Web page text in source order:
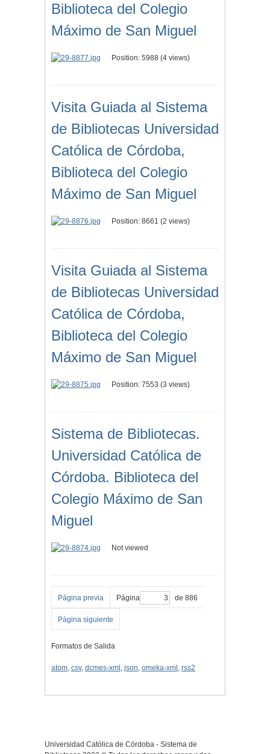
Biblioteca del Colegio
Máximo de San Miguel
Position: 5988 (4 views)
Visita Guiada al Sistema
de Bibliotecas Universidad
Católica de Córdoba,
Biblioteca del Colegio
Máximo de San Miguel
Position: 8661 (2 views)
Visita Guiada al Sistema
de Bibliotecas Universidad
Católica de Córdoba,
Biblioteca del Colegio
Máximo de San Miguel
Position: 7553 (3 views)
Sistema de Bibliotecas.
Universidad Católica de
Córdoba. Biblioteca del
Colegio Máximo de San
Miguel
Not viewed
Página previa Página de 886
Página siguiente
Formatos de Salida
atom, csv, dcmes-xml , json, omeka-xml , rss2
Universidad Católica de Córdoba - Sistema de